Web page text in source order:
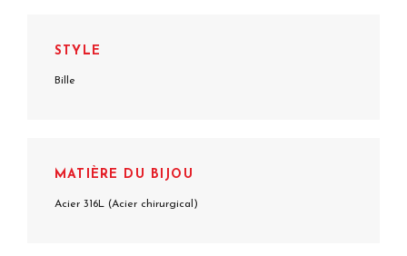
STYLE
Bille
MATIÈRE DU BIJOU
Acier 316L (Acier chirurgical)